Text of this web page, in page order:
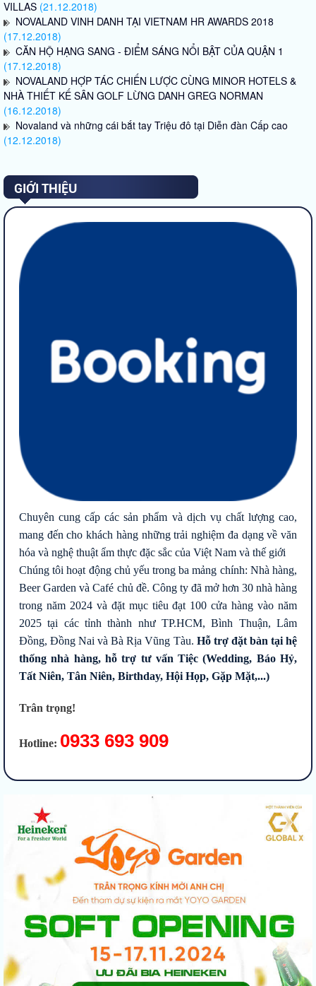
VILLAS (21.12.2018)
NOVALAND VINH DANH TẠI VIETNAM HR AWARDS 2018
(17.12.2018)
CĂN HỘ HẠNG SANG - ĐIỂM SÁNG NỔI BẬT CỦA QUẬN 1
(17.12.2018)
NOVALAND HỢP TÁC CHIẾN LƯỢC CÙNG MINOR HOTELS &
NHÀ THIẾT KẾ SÂN GOLF LỪNG DANH GREG NORMAN
(16.12.2018)
Novaland và những cái bắt tay Triệu đô tại Diễn đàn Cấp cao
(12.12.2018)
GIỚI THIỆU
Chuyên cung cấp các sản phẩm và dịch vụ chất lượng cao,
mang đến cho khách hàng những trải nghiệm đa dạng về văn
hóa và nghệ thuật ẩm thực đặc sắc của Việt Nam và thế giới
Chúng tôi hoạt động chủ yếu trong ba mảng chính: Nhà hàng,
Beer Garden và Café chủ đề. Công ty đã mở hơn 30 nhà hàng
trong năm 2024 và đặt mục tiêu đạt 100 cửa hàng vào năm
2025 tại các tỉnh thành như TP.HCM, Bình Thuận, Lâm
Đồng, Đồng Nai và Bà Rịa Vũng Tàu. Hỗ trợ đặt bàn tại hệ
thống nhà hàng, hỗ trợ tư vấn Tiệc (Wedding, Báo Hỷ,
Tất Niên, Tân Niên, Birthday, Hội Họp, Gặp Mặt,...)
Trân trọng!
Hotline: 0933 693 909